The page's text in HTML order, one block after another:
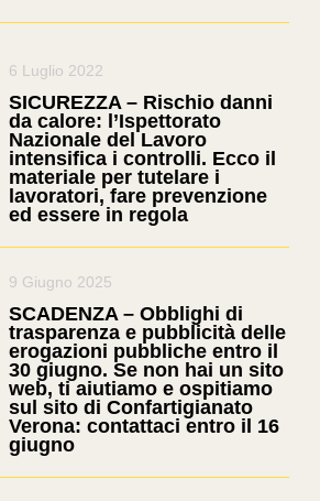
6 Luglio 2022
SICUREZZA – Rischio danni
da calore: l’Ispettorato
Nazionale del Lavoro
intensifica i controlli. Ecco il
materiale per tutelare i
lavoratori, fare prevenzione
ed essere in regola
9 Giugno 2025
SCADENZA – Obblighi di
trasparenza e pubblicità delle
erogazioni pubbliche entro il
30 giugno. Se non hai un sito
web, ti aiutiamo e ospitiamo
sul sito di Confartigianato
Verona: contattaci entro il 16
giugno